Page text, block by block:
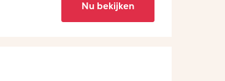
Nu bekijken